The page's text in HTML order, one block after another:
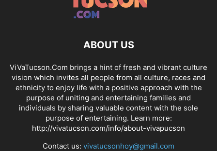
ABOUT US
ViVaTucson.Com brings a hint of fresh and vibrant culture
vision which invites all people from all culture, races and
ethnicity to enjoy life with a positive approach with the
purpose of uniting and entertaining families and
individuals by sharing valuable content with the sole
purpose of entertaining. Learn more:
http://vivatucson.com/info/about-vivapucson
Contact us: vivatucsonhoy@gmail.com